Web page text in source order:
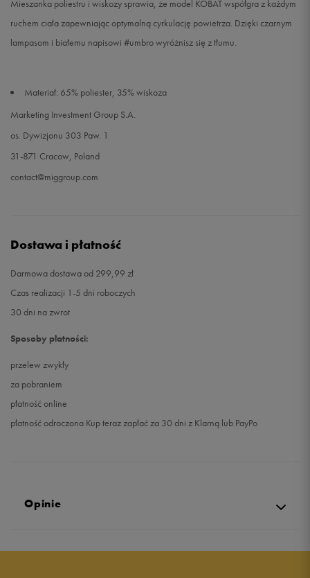
Mieszanka poliestru i wiskozy sprawia, że model KOBAT współgra z każdym
ruchem ciała zapewniając optymalną cyrkulację powietrza. Dzięki czarnym
lampasom i białemu napisowi #umbro wyróżnisz się z tłumu.
Materiał: 65% poliester, 35% wiskoza
Marketing Investment Group S.A.
os. Dywizjonu 303 Paw. 1
31-871 Cracow, Poland
contact@miggroup.com
Dostawa i płatność
Darmowa dostawa od 299,99 zł
Czas realizacji 1-5 dni roboczych
30 dni na zwrot
Sposoby płatności:
przelew zwykły
za pobraniem
płatność online
płatność odroczona Kup teraz zapłać za 30 dni z Klarną lub PayPo
Opinie